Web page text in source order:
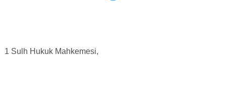
1 Sulh Hukuk Mahkemesi,